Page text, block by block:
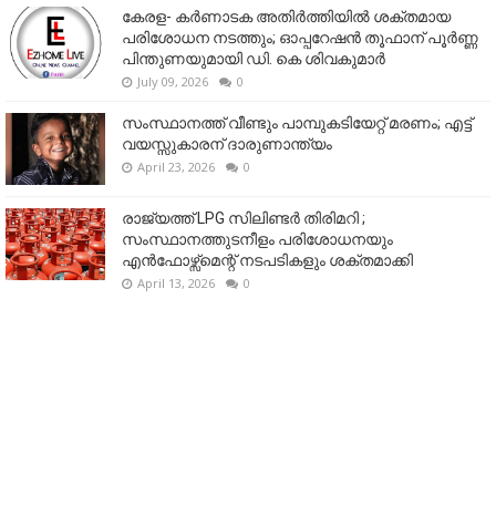
കേരള- കർണാടക അതിർത്തിയിൽ ശക്തമായ
പരിശോധന നടത്തും; ഓപ്പറേഷൻ തൂഫാന് പൂർണ്ണ
പിന്തുണയുമായി ഡി. കെ ശിവകുമാർ
July 09, 2026 0
സംസ്ഥാനത്ത് വീണ്ടും പാമ്പുകടിയേറ്റ് മരണം; എട്ട്
വയസ്സുകാരന് ദാരുണാന്ത്യം
April 23, 2026 0
രാജ്യത്ത് LPG സിലിണ്ടർ തിരിമറി ;
സംസ്ഥാനത്തുടനീളം പരിശോധനയും
എൻഫോഴ്സ്മെന്റ് നടപടികളും ശക്തമാക്കി
April 13, 2026 0